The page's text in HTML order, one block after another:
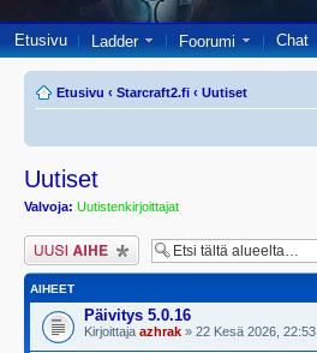
Etusivu Ladder Foorumi Chat
Etusivu ‹ Starcraft2.fi ‹ Uutiset
Uutiset
Valvoja: Uutistenkirjoittajat
Lähetä uusi viesti
AIHEET
Päivitys 5.0.16
Kirjoittaja azhrak » 22 Kesä 2026, 22:53